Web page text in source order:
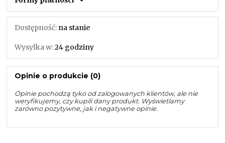
Dostępność: na stanie
Wysyłka w:24 godziny
Opinie o produkcie (0)
Opinie pochodzą tyko od zalogowanych klientów, ale nie
weryfikujemy, czy kupili dany produkt. Wyświetlamy
zarówno pozytywne, jak i negatywne opinie.